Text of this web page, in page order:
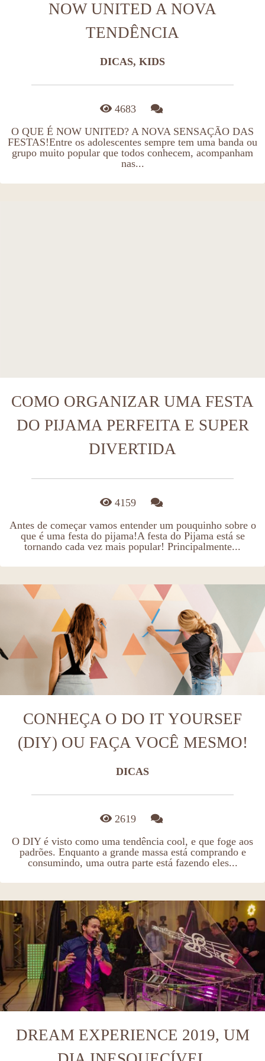
NOW UNITED A NOVA
TENDÊNCIA
DICAS, KIDS
4683
O QUE É NOW UNITED? A NOVA SENSAÇÃO DAS
FESTAS!Entre os adolescentes sempre tem uma banda ou
grupo muito popular que todos conhecem, acompanham
nas...
COMO ORGANIZAR UMA FESTA
DO PIJAMA PERFEITA E SUPER
DIVERTIDA
4159
Antes de começar vamos entender um pouquinho sobre o
que é uma festa do pijama!A festa do Pijama está se
tornando cada vez mais popular! Principalmente...
CONHEÇA O DO IT YOURSEF
(DIY) OU FAÇA VOCÊ MESMO!
DICAS
2619
O DIY é visto como uma tendência cool, e que foge aos
padrões. Enquanto a grande massa está comprando e
consumindo, uma outra parte está fazendo eles...
DREAM EXPERIENCE 2019, UM